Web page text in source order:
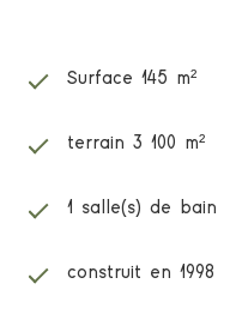
Surface 145 m²
terrain 3 100 m²
1 salle(s) de bain
construit en 1998